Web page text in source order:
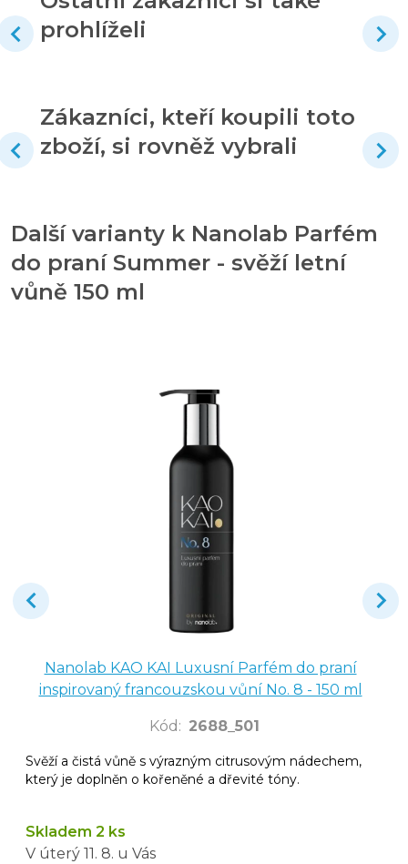
prohlíželi
Zákazníci, kteří koupili toto
zboží, si rovněž vybrali
Další varianty k Nanolab Parfém
do praní Summer - svěží letní
vůně 150 ml
Nanolab KAO KAI Luxusní Parfém do praní
inspirovaný francouzskou vůní No. 8 - 150 ml
Kód : 2688_501
Svěží a čistá vůně s výrazným citrusovým nádechem,
který je doplněn o kořeněné a dřevité tóny.
Skladem 2 ks
V úterý 11. 8. u Vás